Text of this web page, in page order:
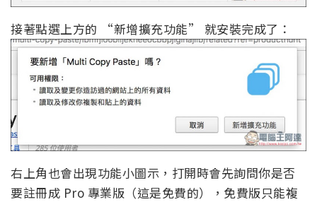
接著點選上方的 “新增擴充功能” 就安裝完成了：
右上角也會出現功能小圖示，打開時會先詢問你是否
要註冊成 Pro 專業版（這是免費的），免費版只能複